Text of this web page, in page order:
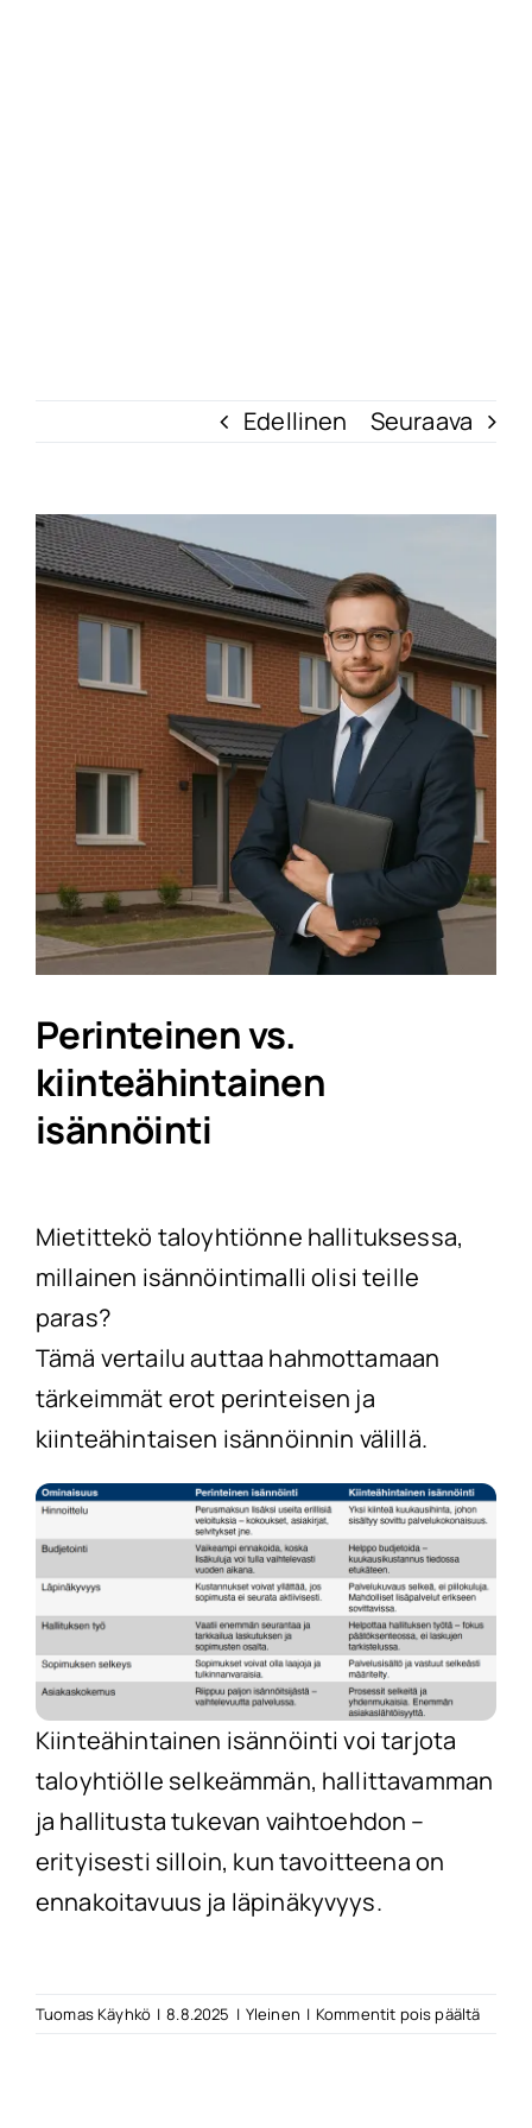
Edellinen Seuraava
Katso
kuvaa
isompana
Perinteinen vs.
kiinteähintainen
isännöinti
Mietittekö taloyhtiönne hallituksessa,
millainen isännöintimalli olisi teille
paras?
Tämä vertailu auttaa hahmottamaan
tärkeimmät erot perinteisen ja
kiinteähintaisen isännöinnin välillä.
Kiinteähintainen isännöinti voi tarjota
taloyhtiölle selkeämmän, hallittavamman
ja hallitusta tukevan vaihtoehdon –
erityisesti silloin, kun tavoitteena on
ennakoitavuus ja läpinäkyvyys.
Tuomas Käyhkö | 8.8.2025 | Yleinen | Kommentit pois päältä